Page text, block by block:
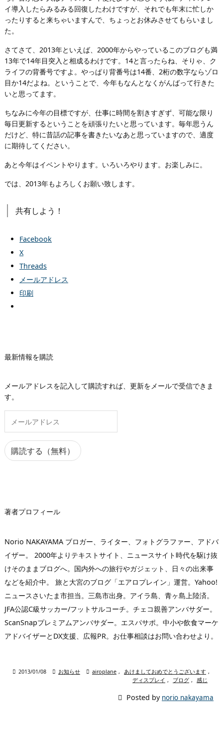
イ導入したらみるみる回復したわけですが、それでも年末に忙しか
ったりすると来ちゃいますんで、ちょっとお休みさせてもらいまし
た。
さてさて、2013年といえば、2000年からやっているこのブログも満
13年で14年目突入と相成るわけです。14と言ったらね、そりゃ、ク
ライフの背番号ですよ。やっぱり背番号は14番、2桁の数字ならゾロ
目か14だよね。ということで、今年もなんとなくがんばって行きた
いと思ってます。
ちなみに今年の目標ですが、仕事に時間を割きすぎず、可能な限り
毎日更新するということを頑張りたいと思っています。毎年思うん
だけど、特に昔話の記事を書きたいなあと思っていますので、適度
に期待してください。
あと今年はイベントやります。いろいろやります。お楽しみに。
では、2013年もよろしくお願い致します。
共有しよう！
Facebook
X
Threads
メールアドレス
印刷
最新情報を購読
メールアドレスを記入して購読すれば、更新をメールで受信できま
す。
ア
ド
購読する（無料）
著者プロフィール
Norio NAKAYAMA ブロガー、ライター、フォトグラファー、アドバ
イザー。 2000年よりテキストサイト、ニュースサイト時代を駆け抜
けそのままブログへ。国内外への旅行やガジェット、日々の出来事
などを紹介中。 旅と大宮のブログ「エアロプレイン」運営。Yahoo!
ニュースさいたま市担当。三島市出身。アイラ島、青ヶ島上陸済。
JFA公認C級サッカー/フットサルコーチ。チェコ親善アンバサダー。
ScanSnapプレミアムアンバサダー。エスパサポ。中小や飲食マーケ
アドバイザーとDX支援、広報PR。お仕事相談はお問い合わせより。
 2013/01/08  お知らせ  airoplane , あけましておめでとうございます ,
ディスプレイ , ブログ , 感じ
 Posted by norio nakayama